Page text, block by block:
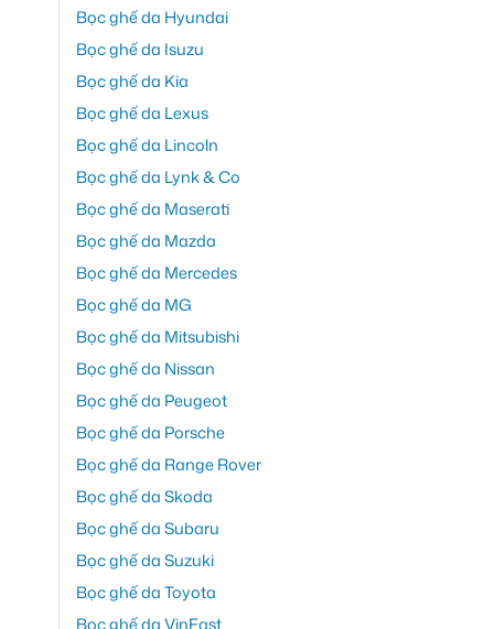
Bọc ghế da Hyundai
Bọc ghế da Isuzu
Bọc ghế da Kia
Bọc ghế da Lexus
Bọc ghế da Lincoln
Bọc ghế da Lynk & Co
Bọc ghế da Maserati
Bọc ghế da Mazda
Bọc ghế da Mercedes
Bọc ghế da MG
Bọc ghế da Mitsubishi
Bọc ghế da Nissan
Bọc ghế da Peugeot
Bọc ghế da Porsche
Bọc ghế da Range Rover
Bọc ghế da Skoda
Bọc ghế da Subaru
Bọc ghế da Suzuki
Bọc ghế da Toyota
Bọc ghế da VinFast